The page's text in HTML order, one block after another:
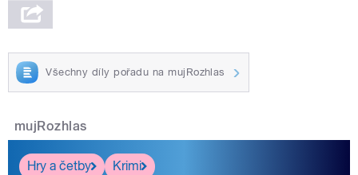
Všechny díly pořadu na mujRozhlas
mujRozhlas
Hry a četby
Krimi